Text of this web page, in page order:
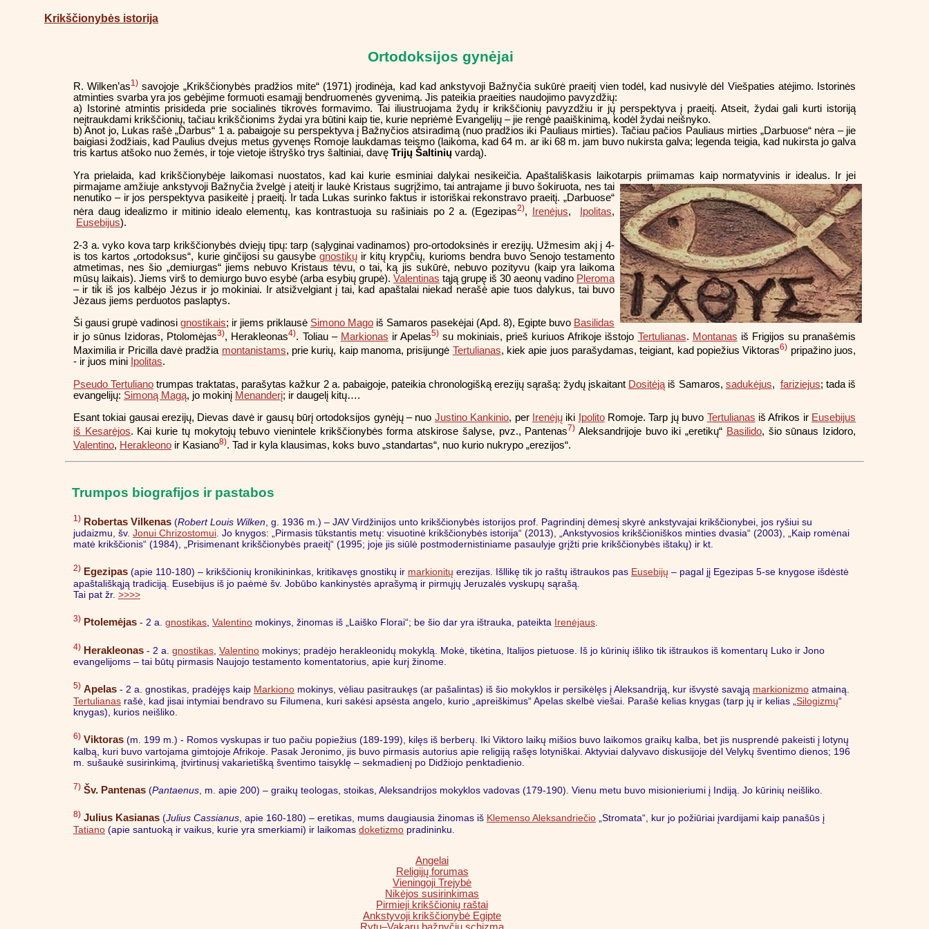
Krikščionybės istorija
Ortodoksijos gynėjai
R. Wilken’as1) savojoje „Krikščionybės pradžios mite“ (1971) įrodinėja, kad kad ankstyvoji Bažnyčia sukūrė praeitį vien todėl, kad nusivylė dėl Viešpaties atėjimo. Istorinės
atminties svarba yra jos gebėjime formuoti esamąjį bendruomenės gyvenimą. Jis pateikia praeities naudojimo pavyzdžių:
a) Istorinė atmintis prisideda prie socialinės tikrovės formavimo. Tai iliustruojama žydų ir krikščionių pavyzdžiu ir jų perspektyva į praeitį. Atseit, žydai gali kurti istoriją
neįtraukdami krikščionių, tačiau krikščionims žydai yra būtini kaip tie, kurie nepriėmė Evangelijų – jie rengė paaiškinimą, kodėl žydai neišnyko.
b) Anot jo, Lukas rašė „Darbus“ 1 a. pabaigoje su perspektyva į Bažnyčios atsiradimą (nuo pradžios iki Pauliaus mirties). Tačiau pačios Pauliaus mirties „Darbuose“ nėra – jie
baigiasi žodžiais, kad Paulius dvejus metus gyvenęs Romoje laukdamas teismo (laikoma, kad 64 m. ar iki 68 m. jam buvo nukirsta galva; legenda teigia, kad nukirsta jo galva
tris kartus atšoko nuo žemės, ir toje vietoje ištryško trys šaltiniai, davę Trijų Šaltinių vardą).
Yra prielaida, kad krikščionybėje laikomasi nuostatos, kad kai kurie esminiai dalykai nesikeičia. Apaštališkasis laikotarpis priimamas kaip normatyvinis ir idealus. Ir jei
pirmajame amžiuje ankstyvoji Bažnyčia žvelgė į ateitį ir laukė Kristaus sugrįžimo, tai antrajame ji buvo šokiruota, nes tai
nenutiko – ir jos perspektyva pasikeitė į praeitį. Ir tada Lukas surinko faktus ir istoriškai rekonstravo praeitį. „Darbuose“
nėra daug idealizmo ir mitinio idealo elementų, kas kontrastuoja su rašiniais po 2 a. (Egezipas2), Irenėjus, Ipolitas,
Eusebijus).
2-3 a. vyko kova tarp krikščionybės dviejų tipų: tarp (sąlyginai vadinamos) pro-ortodoksinės ir erezijų. Užmesim akį į 4-
is tos kartos „ortodoksus“, kurie ginčijosi su gausybe gnostikų ir kitų krypčių, kurioms bendra buvo Senojo testamento
atmetimas, nes šio „demiurgas“ jiems nebuvo Kristaus tėvu, o tai, ką jis sukūrė, nebuvo pozityvu (kaip yra laikoma
mūsų laikais). Jiems virš to demiurgo buvo esybė (arba esybių grupė). Valentinas tąją grupę iš 30 aeonų vadino Pleroma
– ir tik iš jos kalbėjo Jėzus ir jo mokiniai. Ir atsižvelgiant į tai, kad apaštalai niekad nerašė apie tuos dalykus, tai buvo
Jėzaus jiems perduotos paslaptys.
Ši gausi grupė vadinosi gnostikais; ir jiems priklausė Simono Mago iš Samaros pasekėjai (Apd. 8), Egipte buvo Basilidas
ir jo sūnus Izidoras, Ptolomėjas3), Herakleonas4). Toliau – Markionas ir Apelas5)su mokiniais, prieš kuriuos Afrikoje išstojo Tertulianas. Montanas iš Frigijos su pranašėmis
Maximilia ir Pricilla davė pradžia montanistams, prie kurių, kaip manoma, prisijungė Tertulianas, kiek apie juos parašydamas, teigiant, kad popiežius Viktoras6) pripažino juos,
- ir juos mini Ipolitas.
Pseudo Tertuliano trumpas traktatas, parašytas kažkur 2 a. pabaigoje, pateikia chronologišką erezijų sąrašą: žydų įskaitant Dositėją iš Samaros, sadukėjus, fariziejus; tada iš
evangelijų: Simoną Magą, jo mokinį Menanderį; ir daugelį kitų….
Esant tokiai gausai erezijų, Dievas davė ir gausų būrį ortodoksijos gynėjų – nuo Justino Kankinio, per Irenėjųiki IpolitoRomoje. Tarp jų buvo Tertulianas iš Afrikos ir Eusebijus
iš Kesarėjos. Kai kurie tų mokytojų tebuvo vienintele krikščionybės forma atskirose šalyse, pvz., Pantenas7) Aleksandrijoje buvo iki „eretikų“ Basilido, šio sūnaus Izidoro,
Valentino, Herakleono ir Kasiano8). Tad ir kyla klausimas, koks buvo „standartas“, nuo kurio nukrypo „erezijos“.
Trumpos biografijos ir pastabos
1) Robertas Vilkenas (Robert Louis Wilken , g. 1936 m.) – JAV Virdžinijos unto krikščionybės istorijos prof. Pagrindinį dėmesį skyrė ankstyvajai krikščionybei, jos ryšiui su
judaizmu, šv. Jonui Chrizostomui. Jo knygos: „Pirmasis tūkstantis metų: visuotinė krikščionybės istorija“ (2013), „Ankstyvosios krikščioniškos minties dvasia“ (2003), „Kaip romėnai
matė krikščionis“ (1984), „Prisimenant krikščionybės praeitį“ (1995; joje jis siūlė postmodernistiniame pasaulyje grįžti prie krikščionybės ištakų) ir kt.
2) Egezipas (apie 110-180) – krikščionių kronikininkas, kritikavęs gnostikų ir markionitų erezijas. Išllikę tik jo raštų ištraukos pas Eusebijų – pagal jį Egezipas 5-se knygose išdėstė
apaštališkąją tradiciją. Eusebijus iš jo paėmė šv. Jobūbo kankinystės aprašymą ir pirmųjų Jeruzalės vyskupų sąrašą.
Tai pat žr. >>>>
3) Ptolemėjas - 2 a. gnostikas Valentino mokinys, žinomas iš „Laiško Florai“; be šio dar yra ištrauka, pateikta Irenėjaus
4) Herakleonas - 2 a. gnostikas Valentino mokinys; pradėjo herakleonidų mokyklą. Mokė, tikėtina, Italijos pietuose. Iš jo kūrinių išliko tik ištraukos iš komentarų Luko ir Jono
evangelijoms – tai būtų pirmasis Naujojo testamento komentatorius, apie kurį žinome.
5) Apelas - 2 a. gnostikas , pradėjęs kaip Markiono mokinys, vėliau pasitraukęs (ar pašalintas) iš šio mokyklos ir persikėlęs į Aleksandriją, kur išvystė savąją markionizmo atmainą.
Tertulianas rašė, kad jisai intymiai bendravo su Filumena, kuri sakėsi apsėsta angelo, kurio „apreiškimus“ Apelas skelbė viešai. Parašė kelias knygas (tarp jų ir kelias „ Silogizmų“
knygas), kurios neišliko.
6) Viktoras (m. 199 m.) - Romos vyskupas ir tuo pačiu popiežius (189-199), kilęs iš berberų. Iki Viktoro laikų mišios buvo laikomos graikų kalba, bet jis nusprendė pakeisti į lotynų
kalbą, kuri buvo vartojama gimtojoje Afrikoje. Pasak Jeronimo, jis buvo pirmasis autorius apie religiją rašęs lotyniškai. Aktyviai dalyvavo diskusijoje dėl Velykų šventimo dienos; 196
m. sušaukė susirinkimą, įtvirtinusį vakarietišką šventimo taisyklę – sekmadienį po Didžiojo penktadienio.
7) Šv. Pantenas (Pantaenus , m. apie 200) – graikų teologas, stoikas, Aleksandrijos mokyklos vadovas (179-190). Vienu metu buvo misionieriumi į Indiją. Jo kūrinių neišliko.
8) Julius Kasianas (Julius Cassianus , apie 160-180) – eretikas, mums daugiausia žinomas iš Klemenso Aleksandriečio „Stromata“, kur jo požiūriai įvardijami kaip panašūs į
Tatiano (apie santuoką ir vaikus, kurie yra smerkiami) ir laikomas doketizmo pradininku.
Angelai
Religijų forumas
Vieningoji Trejybė
Nikėjos susirinkimas
Pirmieji krikščionių raštai
Ankstyvoji krikščionybė Egipte